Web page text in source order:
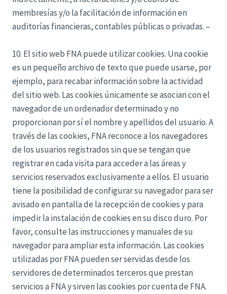
membresías y/o la facilitación de información en
auditorías financieras, contables públicas o privadas. –
10. El sitio web FNA puede utilizar cookies. Una cookie
es un pequeño archivo de texto que puede usarse, por
ejemplo, para recabar información sobre la actividad
del sitio web. Las cookies únicamente se asocian con el
navegador de un ordenador determinado y no
proporcionan por sí el nombre y apellidos del usuario. A
través de las cookies, FNA reconoce a los navegadores
de los usuarios registrados sin que se tengan que
registrar en cada visita para acceder a las áreas y
servicios reservados exclusivamente a ellos. El usuario
tiene la posibilidad de configurar su navegador para ser
avisado en pantalla de la recepción de cookies y para
impedir la instalación de cookies en su disco duro. Por
favor, consulte las instrucciones y manuales de su
navegador para ampliar esta información. Las cookies
utilizadas por FNA pueden ser servidas desde los
servidores de determinados terceros que prestan
servicios a FNA y sirven las cookies por cuenta de FNA.